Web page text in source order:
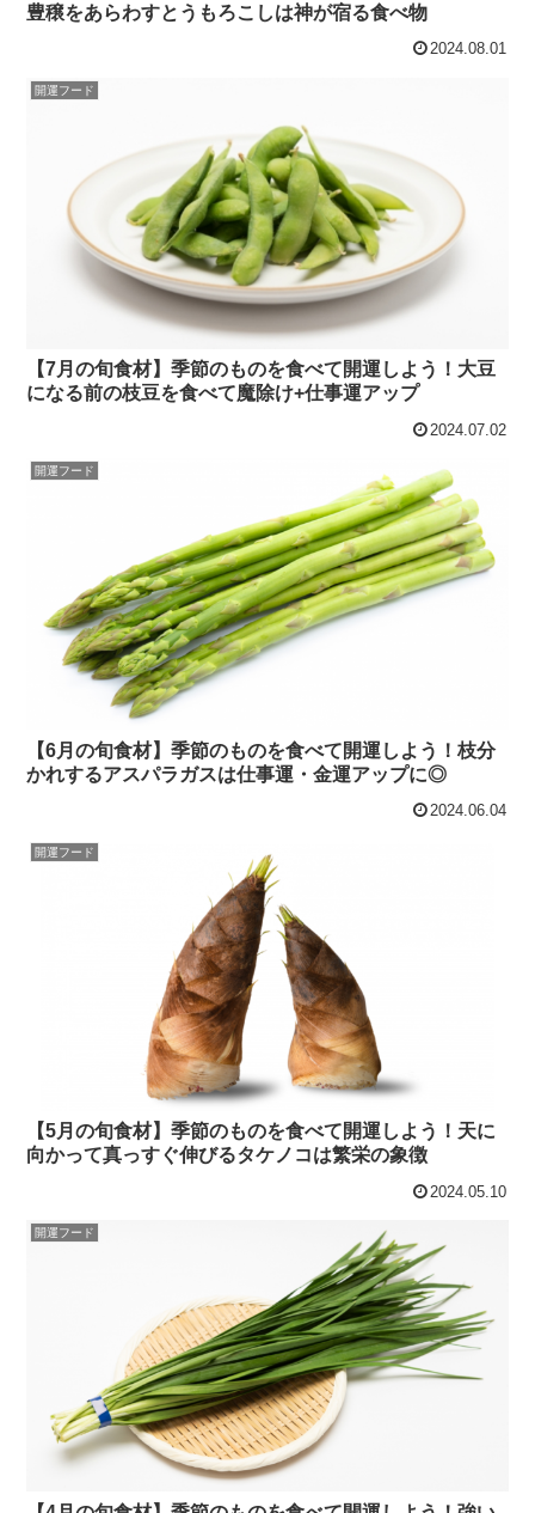
豊穣をあらわすとうもろこしは神が宿る食べ物
2024.08.01
開運フード
【7月の旬食材】季節のものを食べて開運しよう！大豆
になる前の枝豆を食べて魔除け+仕事運アップ
2024.07.02
開運フード
【6月の旬食材】季節のものを食べて開運しよう！枝分
かれするアスパラガスは仕事運・金運アップに◎
2024.06.04
開運フード
【5月の旬食材】季節のものを食べて開運しよう！天に
向かって真っすぐ伸びるタケノコは繁栄の象徴
2024.05.10
開運フード